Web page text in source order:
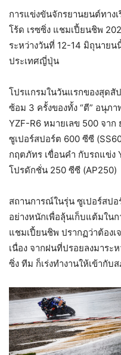
การแข่งขันจักรยานยนต์ทางเ
โร้ด เรซซิ่ง แชมเปี้ยนชิพ
ระหว่างวันที่ 12-14 มิถุนาย
ประเทศญี่ปุ่น
โปรแกรมในวันแรกของสุด
ซ้อม 3 ครั้งของทั้ง “ตี” อนุภ
YZF-R6 หมายเลข 500 จา
ซูเปอร์สปอร์ต 600 ซีซี
กฤตภัทร เขื่อนคำ กับรถแข่ง
โปรดักชั่น 250 ซีซี (AP250)
สถานการณ์ในรุ่น ซูเปอร์สป
อย่างหนักเพื่อลุ้นเก็บแต้มใน
แชมเปี้ยนชิพ ปรากฏว่าต้อง
เนื่อง จากฝนที่ปรอยลงมาระ
ซิ่ง ทีม ก็เร่งทำงานให้เข้ากับ